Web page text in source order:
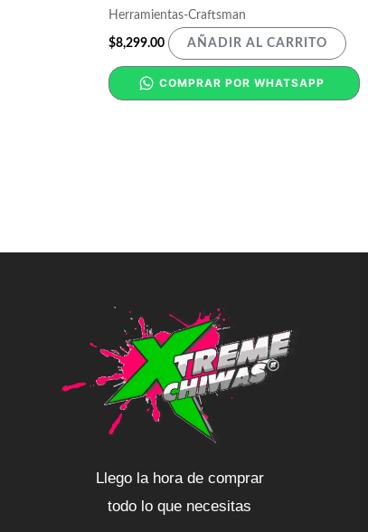
Herramientas-Craftsman
$8,299.00 AÑADIR AL CARRITO
COMPRAR POR WHATSAPP
Llego la hora de comprar
todo lo que necesitas